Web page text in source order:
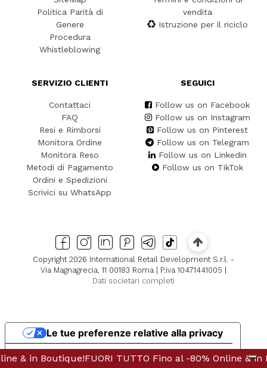
TUTTO Fino al -80% Online & in Boutique!
Politica Parità di
Genere
Procedura
Whistleblowing
vendita
Istruzione per il riciclo
SERVIZIO CLIENTI
Contattaci
FAQ
Resi e Rimborsi
Monitora Ordine
Monitora Reso
Metodi di Pagamento
Ordini e Spedizioni
Scrivici su WhatsApp
SEGUICI
Follow us on Facebook
Follow us on Instagram
Follow us on Pinterest
Follow us on Telegram
Follow us on Linkedin
Follow us on TikTok
Copyright 2026 International Retail Development S.r.l. -
Via Magnagrecia, 11 00183 Roma | P.iva 10471441005 |
Dati societari completi
FUORI TUTTO Fino al -80% Online & in Boutique!
Informativa sulla raccolta
Le tue preferenze relative alla privacy